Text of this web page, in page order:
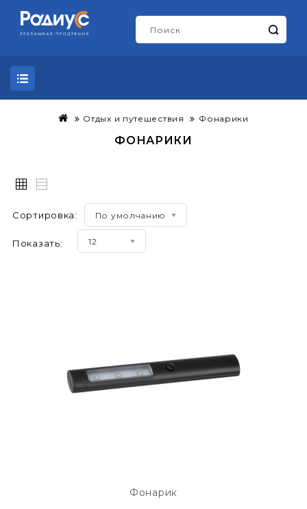
Отдых и путешествия Фонарики
ФОНАРИКИ
Сортировка: По умолчанию
Показать: 12
Фонарик